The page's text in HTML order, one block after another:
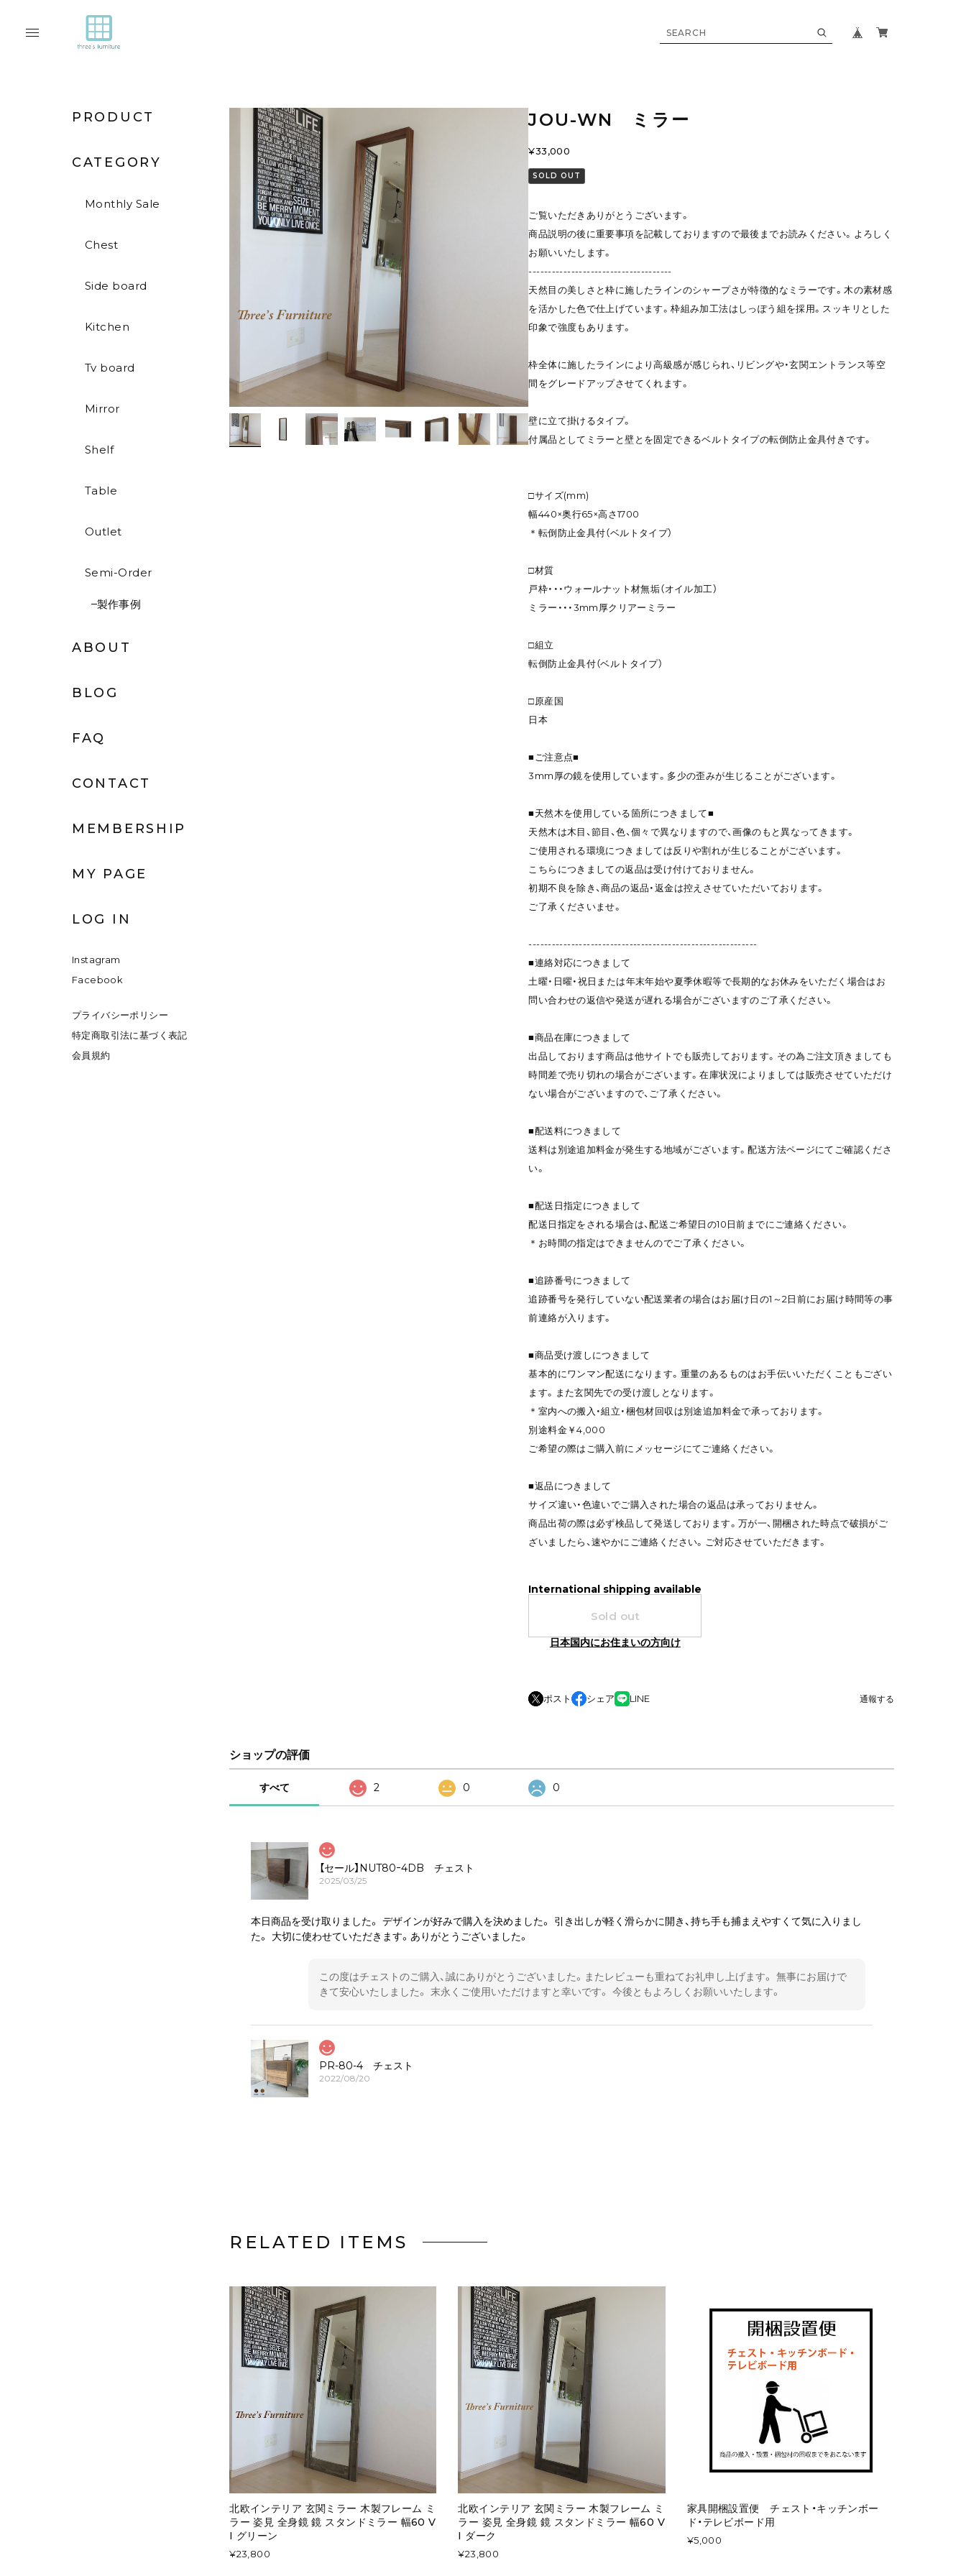
PRODUCT
CATEGORY
Monthly Sale
Chest
Side board
Kitchen
Tv board
Mirror
Shelf
Table
Outlet
Semi-Order
製作事例
ABOUT
BLOG
FAQ
CONTACT
MEMBERSHIP
MY PAGE
LOG IN
Instagram
Facebook
プライバシーポリシー
特定商取引法に基づく表記
会員規約
JOU-WN ミラー
¥33,000
SOLD OUT
ご覧いただきありがとうございます。
商品説明の後に重要事項を記載しておりますので最後までお読みください。よろしく
お願いいたします。
-------------------------------------
天然目の美しさと枠に施したラインのシャープさが特徴的なミラーです。木の素材感
を活かした色で仕上げています。枠組み加工法はしっぽう組を採用。スッキリとした
印象で強度もあります。
枠全体に施したラインにより高級感が感じられ、リビングや・玄関エントランス等空
間をグレードアップさせてくれます。
壁に立て掛けるタイプ。
付属品としてミラーと壁とを固定できるベルトタイプの転倒防止金具付きです。
□サイズ(mm)
幅440×奥行65×高さ1700
＊転倒防止金具付（ベルトタイプ）
□材質
戸枠・・・ウォールナット材無垢（オイル加工）
ミラー・・・3mm厚クリアーミラー
□組立
転倒防止金具付（ベルトタイプ）
□原産国
日本
■ご注意点■
3mm厚の鏡を使用しています。多少の歪みが生じることがございます。
■天然木を使用している箇所につきまして■
天然木は木目、節目、色、個々で異なりますので、画像のもと異なってきます。
ご使用される環境につきましては反りや割れが生じることがございます。
こちらにつきましての返品は受け付けておりません。
初期不良を除き、商品の返品・返金は控えさせていただいております。
ご了承くださいませ。
-----------------------------------------------------------
■連絡対応につきまして
土曜・日曜・祝日または年末年始や夏季休暇等で長期的なお休みをいただく場合はお
問い合わせの返信や発送が遅れる場合がございますのご了承ください。
■商品在庫につきまして
出品しております商品は他サイトでも販売しております。その為ご注文頂きましても
時間差で売り切れの場合がございます。在庫状況によりましては販売させていただけ
ない場合がございますので、ご了承ください。
■配送料につきまして
送料は別途追加料金が発生する地域がございます。配送方法ページにてご確認くださ
い。
■配送日指定につきまして
配送日指定をされる場合は、配送ご希望日の10日前までにご連絡ください。
＊お時間の指定はできませんのでご了承ください。
■追跡番号につきまして
追跡番号を発行していない配送業者の場合はお届け日の1～2日前にお届け時間等の事
前連絡が入ります。
■商品受け渡しにつきまして
基本的にワンマン配送になります。重量のあるものはお手伝いいただくこともござい
ます。また玄関先での受け渡しとなります。
＊室内への搬入・組立・梱包材回収は別途追加料金で承っております。
別途料金￥4,000
ご希望の際はご購入前にメッセージにてご連絡ください。
■返品につきまして
サイズ違い・色違いでご購入された場合の返品は承っておりません。
商品出荷の際は必ず検品して発送しております。万が一、開梱された時点で破損がご
ざいましたら、速やかにご連絡ください。ご対応させていただきます。
International shipping available
Sold out
日本国内にお住まいの方向け
ポスト シェア LINE 通報する
ショップの評価
すべて 2 0 0
【セール】NUT80ｰ4DB チェスト
2025/03/25
本日商品を受け取りました。 デザインが好みで購入を決めました。 引き出しが軽く滑らかに開き、持ち手も捕まえやすくて気に入りまし
た。 大切に使わせていただきます。ありがとうございました。
この度はチェストのご購入、誠にありがとうございました。またレビューも重ねてお礼申し上げます。 無事にお届けで
きて安心いたしました。 末永くご使用いただけますと幸いです。 今後ともよろしくお願いいたします。
PR-80-4 チェスト
2022/08/20
RELATED ITEMS
北欧インテリア 玄関ミラー 木製フレーム ミ
ラー 姿見 全身鏡 鏡 スタンドミラー 幅60 V
I グリーン
¥23,800
北欧インテリア 玄関ミラー 木製フレーム ミ
ラー 姿見 全身鏡 鏡 スタンドミラー 幅60 V
I ダーク
¥23,800
家具開梱設置便 チェスト・キッチンボー
ド・テレビボード用
¥5,000